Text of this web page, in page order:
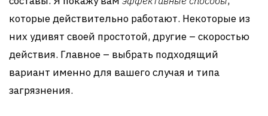
которые действительно работают. Некоторые из
них удивят своей простотой, другие – скоростью
действия. Главное – выбрать подходящий
вариант именно для вашего случая и типа
загрязнения.